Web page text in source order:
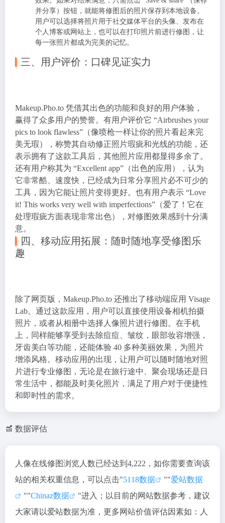
并分享）按钮，就能将修图后的照片保存到本地设备。
用户可以选择将照片用于社交媒体平台的头像、发布在
个人博客或网站上，也可以在打印照片前进行修图，让
每一张照片都成为完美的记忆。
三、用户评价：口碑见证实力
Makeup.Pho.to 凭借其出色的功能和良好的用户体验，
赢得了众多用户的赞誉。有用户评价它 “Airbrushes your
pics to look flawless”（像喷枪一样让你的照片看起来完
美无瑕），称赞其自动修正照片瑕疵和光线的功能，还
表示拥有了这款工具后，其他照片应用都显得多余了。
还有用户称其为 “Excellent app”（出色的应用），认为
它非常酷、速度快，已经成为日常分享照片必不可少的
工具，因为它能让照片变得更好。也有用户表示 “Love
it! This works very well with imperfections”（爱了！它在
处理瑕疵方面表现非常出色），对修图效果感到十分满
意。
四、移动应用拓展：随时随地享受修图乐
趣
除了网页版，Makeup.Pho.to 还推出了移动端应用 Visage
Lab。通过这款应用，用户可以直接使用设备相机拍摄
照片，或者从相册中选择人像照片进行修图。在手机
上，同样能够享受到去除痘痘、皱纹，眼部妆容增强，
牙齿美白等功能，还能体验 40 多种美丽效果，为照片
增添风格。移动应用的出现，让用户可以随时随地对照
片进行专业修图，无论是在旅行途中、聚会现场还是日
常生活中，都能及时美化照片，满足了用户对于便捷性
和即时性的需求。
数据评估
人像在线修图浏览人数已经达到4,222，如你需要查询该
站的相关权重信息，可以点击"5118数据 ""爱站数据
""Chinaz数据
"进入；以目前的网站数据参考，建议
大家请以爱站数据为准，更多网站价值评估因素如：人